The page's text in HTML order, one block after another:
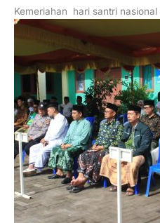
Kemeriahan hari santri nasional